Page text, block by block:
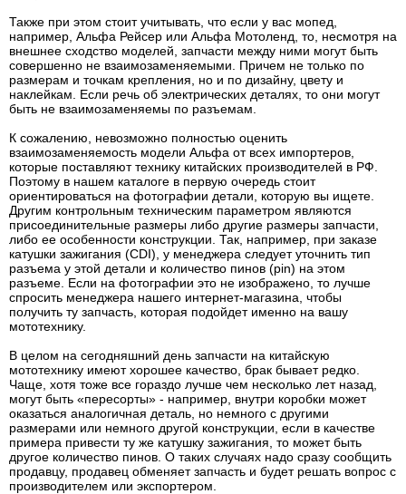
Также при этом стоит учитывать, что если у вас мопед,
например, Альфа Рейсер или Альфа Мотоленд, то, несмотря на
внешнее сходство моделей, запчасти между ними могут быть
совершенно не взаимозаменяемыми. Причем не только по
размерам и точкам крепления, но и по дизайну, цвету и
наклейкам. Если речь об электрических деталях, то они могут
быть не взаимозаменяемы по разъемам.
К сожалению, невозможно полностью оценить
взаимозаменяемость модели Альфа от всех импортеров,
которые поставляют технику китайских производителей в РФ.
Поэтому в нашем каталоге в первую очередь стоит
ориентироваться на фотографии детали, которую вы ищете.
Другим контрольным техническим параметром являются
присоединительные размеры либо другие размеры запчасти,
либо ее особенности конструкции. Так, например, при заказе
катушки зажигания (CDI), у менеджера следует уточнить тип
разъема у этой детали и количество пинов (pin) на этом
разъеме. Если на фотографии это не изображено, то лучше
спросить менеджера нашего интернет-магазина, чтобы
получить ту запчасть, которая подойдет именно на вашу
мототехнику.
В целом на сегодняшний день запчасти на китайскую
мототехнику имеют хорошее качество, брак бывает редко.
Чаще, хотя тоже все гораздо лучше чем несколько лет назад,
могут быть «пересорты» - например, внутри коробки может
оказаться аналогичная деталь, но немного с другими
размерами или немного другой конструкции, если в качестве
примера привести ту же катушку зажигания, то может быть
другое количество пинов. О таких случаях надо сразу сообщить
продавцу, продавец обменяет запчасть и будет решать вопрос с
производителем или экспортером.